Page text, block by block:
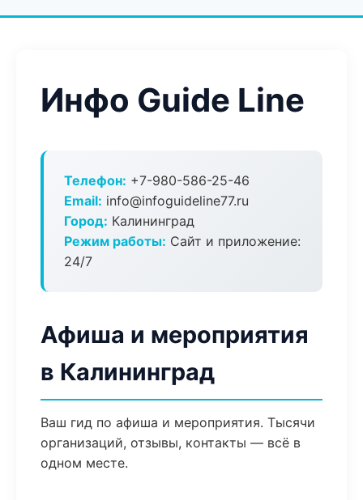
Инфо Guide Line
Телефон: +7-980-586-25-46
Email: info@infoguideline77.ru
Город: Калининград
Режим работы: Сайт и приложение:
24/7
Афиша и мероприятия
в Калининград
Ваш гид по афиша и мероприятия. Тысячи
организаций, отзывы, контакты — всё в
одном месте.